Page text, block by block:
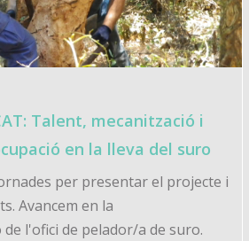
Talent, mecanització i
en la lleva del suro
per presentar el projecte i
Avancem en la
l'ofici de pelador/a de suro.